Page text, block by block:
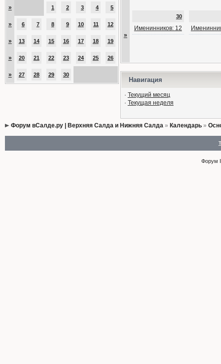
» 1 2 3 4 5
» 6 7 8 9 10 11 12
» 13 14 15 16 17 18 19
» 20 21 22 23 24 25 26
» 27 28 29 30
»
30
Именинников: 12
Навигация
· Текущий месяц
· Текущая неделя
Форум вСалде.ру | Верхняя Салда и Нижняя Салда» Календарь»
Форум